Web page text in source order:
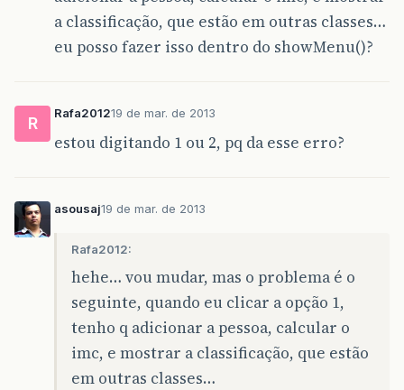
a classificação, que estão em outras classes…
eu posso fazer isso dentro do showMenu()?
R
Rafa201219 de mar. de 2013
estou digitando 1 ou 2, pq da esse erro?
asousaj19 de mar. de 2013
Rafa2012:
hehe… vou mudar, mas o problema é o
seguinte, quando eu clicar a opção 1,
tenho q adicionar a pessoa, calcular o
imc, e mostrar a classificação, que estão
em outras classes…